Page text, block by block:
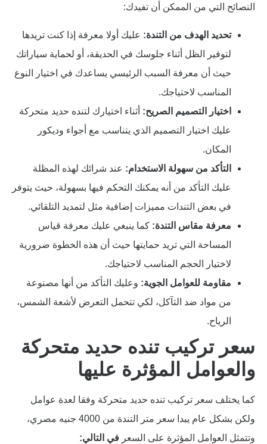
النصائح التي من الممكن أن تفيدك:
تحديد الهدف من التندة: عليك أولا معرفة إذا كنت تريدها
لتوفير الظل أثناء جلوسك في الحديقة، أو لحماية سياراتك
حيث أن معرفة السبب الرئيسي يساعدك في اختيار النوع
المناسب لاحتياجك.
اختيار التصميم الصريح: أثناء اختيارك لتنده حديد متحركة
عليك اختيار التصميم الذي يتناسب مع أجواء وديكور
المكان.
التأكد من سهولة الاستخدام: عند شرائك لهذه المظلة
عليك التأكد من أنه يمكنك التحكم فيها بسهولة، حيث يتوفر
في بعض التندات مميزات إضافية مثل لتمديد التلقائي.
معرفة مقاس التندة: كما ينبغي عليك معرفة قياس
المساحة التي تريد حمايتها حيث أن هذه الخطوة ضرورية
لاختيار الحجم المناسب لاحتياجك.
مقاومة للعوامل الجوية: وعليك التأكد من أنها مصنوعة
من مواد ضد التآكل، لكي تتحمل التعرض لأشعة الشمس،
الرياح.
سعر تركيب تنده حديد متحركة
والعوامل المؤثرة عليها
كما يختلف سعر تركيب تنده حديد متحركة وفقا لعدة عوامل
ولكن بشكل عام يبدا سعر متر التندة من 4000 جنيه مصري،
وتتمثل العوامل المؤثرة على السعر في التالي: